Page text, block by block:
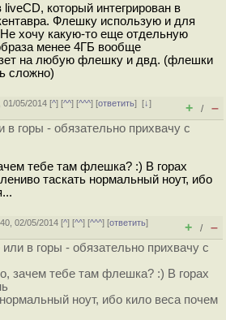
который интегрирован в
Флешку использую и для
хочу какую-то еще отдельную
менее 4ГБ вообще
на любую флешку и двд. (флешки
сложно)
01/05/2014 [^] [^^] [^^^] [ответить][↓]
+ / –
горы - обязательно прихвачу с
тебе там флешка? :) В горах
таскать нормальный ноут, ибо
02/05/2014 [^] [^^] [^^^] [ответить]
+ / –
в горы - обязательно прихвачу с
зачем тебе там флешка? :) В горах
ноут, ибо кило веса почем